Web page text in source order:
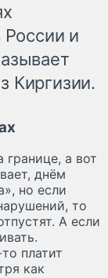
России и
Киргизии.
а вот
днём
но если
то
А если
платит
как